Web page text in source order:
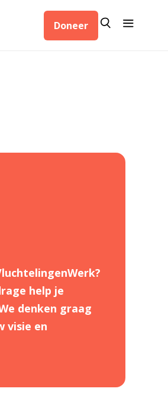
Doneer Zoeken
help je
denken graag
visie en